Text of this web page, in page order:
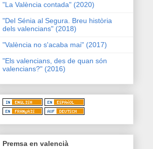
"La València contada" (2020)
"Del Sénia al Segura. Breu història
dels valencians" (2018)
"València no s'acaba mai" (2017)
"Els valencians, des de quan són
valencians?" (2016)
Premsa en valencià